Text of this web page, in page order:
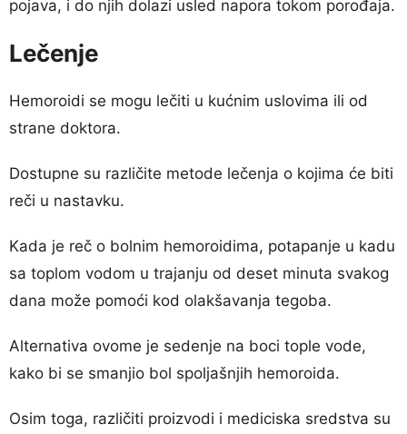
pojava, i do njih dolazi usled napora tokom porođaja.
Lečenje
Hemoroidi se mogu lečiti u kućnim uslovima ili od
strane doktora.
Dostupne su različite metode lečenja o kojima će biti
reči u nastavku.
Kada je reč o bolnim hemoroidima, potapanje u kadu
sa toplom vodom u trajanju od deset minuta svakog
dana može pomoći kod olakšavanja tegoba.
Alternativa ovome je sedenje na boci tople vode,
kako bi se smanjio bol spoljašnjih hemoroida.
Osim toga, različiti proizvodi i mediciska sredstva su